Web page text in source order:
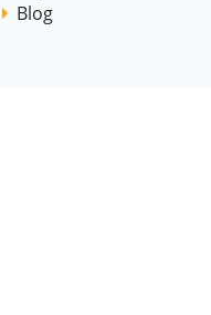
Blog